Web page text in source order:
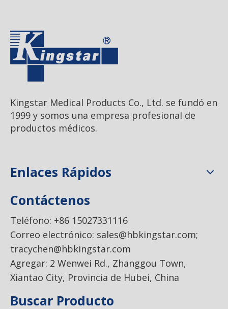
Kingstar Medical Products Co., Ltd. se fundó en
1999 y somos una empresa profesional de
productos médicos.
Enlaces Rápidos
Contáctenos
Teléfono: +86 15027331116
Correo electrónico: sales@hbkingstar.com;
tracychen@hbkingstar.com
Agregar: 2 Wenwei Rd., Zhanggou Town,
Xiantao City, Provincia de Hubei, China
Buscar Producto